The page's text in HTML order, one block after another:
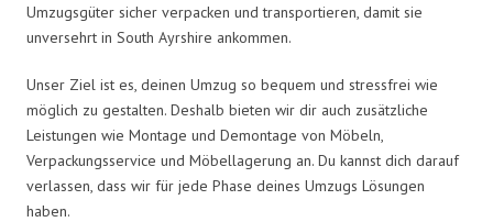
Umzugsgüter sicher verpacken und transportieren, damit sie
unversehrt in South Ayrshire ankommen.
Unser Ziel ist es, deinen Umzug so bequem und stressfrei wie
möglich zu gestalten. Deshalb bieten wir dir auch zusätzliche
Leistungen wie Montage und Demontage von Möbeln,
Verpackungsservice und Möbellagerung an. Du kannst dich darauf
verlassen, dass wir für jede Phase deines Umzugs Lösungen
haben.